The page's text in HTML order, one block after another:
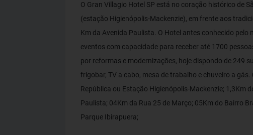
O Gran Villagio Hotel SP está no coração histórico de
(estação Higienópolis-Mackenzie), em frente aos
Km da Avenida Paulista. O Hotel antes conhecido
eventos com capacidade para receber até 1700
por reformas e modernizações, hoje dispondo de 249
frigobar, TV a cabo, mesa de trabalho e chuveiro a
República ou Estação Higienópolis-Mackenzie; 1,3Km
Paulista; 04Km da Rua 25 de Março; 05Km do Bairro
Parque Ibirapuera;